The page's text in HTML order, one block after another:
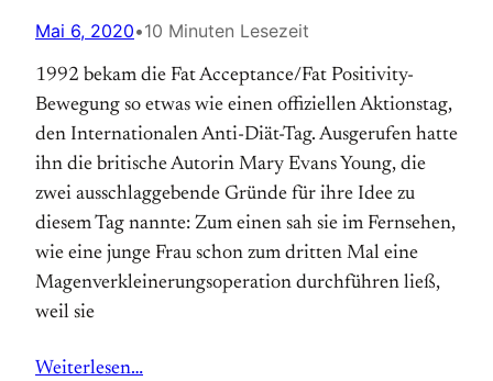
Mai 6, 2020•10 Minuten Lesezeit
1992 bekam die Fat Acceptance/Fat Positivity-
Bewegung so etwas wie einen offiziellen Aktions­tag,
den Internationalen Anti-Diät-Tag. Aus­gerufen hatte
ihn die britische Autorin Mary Evans Young, die
zwei ausschlaggebende Gründe für ihre Idee zu
diesem Tag nannte: Zum einen sah sie im Fernsehen,
wie eine junge Frau schon zum dritten Mal eine
Magen­verkleinerungs­operation durchführen ließ,
weil sie
Weiterlesen…